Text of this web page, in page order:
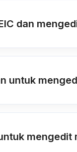
dan
untuk
mengedit